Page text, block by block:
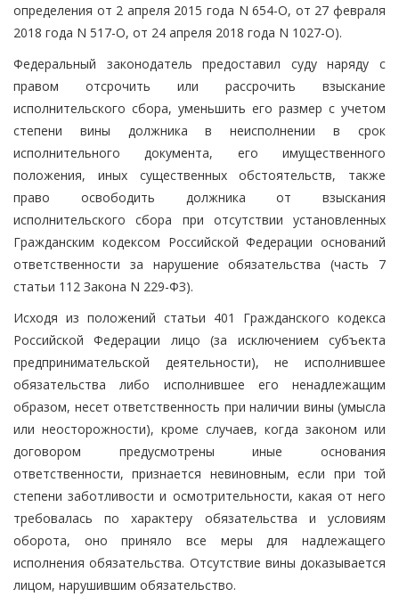
определения от 2 апреля 2015 года N 654-О, от 27 февраля
2018 года N 517-О, от 24 апреля 2018 года N 1027-О).
Федеральный законодатель предоставил суду наряду с
правом отсрочить или рассрочить взыскание
исполнительского сбора, уменьшить его размер с учетом
степени вины должника в неисполнении в срок
исполнительного документа, его имущественного
положения, иных существенных обстоятельств, также
право освободить должника от взыскания
исполнительского сбора при отсутствии установленных
Гражданским кодексом Российской Федерации оснований
ответственности за нарушение обязательства (часть 7
статьи 112 Закона N 229-ФЗ).
Исходя из положений статьи 401 Гражданского кодекса
Российской Федерации лицо (за исключением субъекта
предпринимательской деятельности), не исполнившее
обязательства либо исполнившее его ненадлежащим
образом, несет ответственность при наличии вины (умысла
или неосторожности), кроме случаев, когда законом или
договором предусмотрены иные основания
ответственности, признается невиновным, если при той
степени заботливости и осмотрительности, какая от него
требовалась по характеру обязательства и условиям
оборота, оно приняло все меры для надлежащего
исполнения обязательства. Отсутствие вины доказывается
лицом, нарушившим обязательство.